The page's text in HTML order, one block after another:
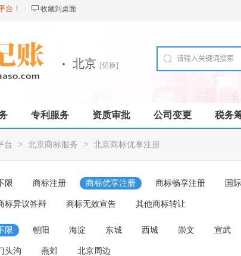
台！ 收藏到桌面
· 北京 [切换]
专利服务 资质审批 公司变更 税务
台 > 北京商标服务 > 北京商标优享注册
限 商标注册 商标优享注册 商标畅享注册 国
标异议答辩 商标无效宣告 其他商标转让
限 朝阳 海淀 东城 西城 崇文 宣武
头沟 燕郊 北京周边